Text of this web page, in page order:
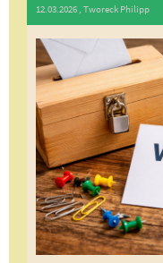
12.03.2026 , Tworeck Philipp